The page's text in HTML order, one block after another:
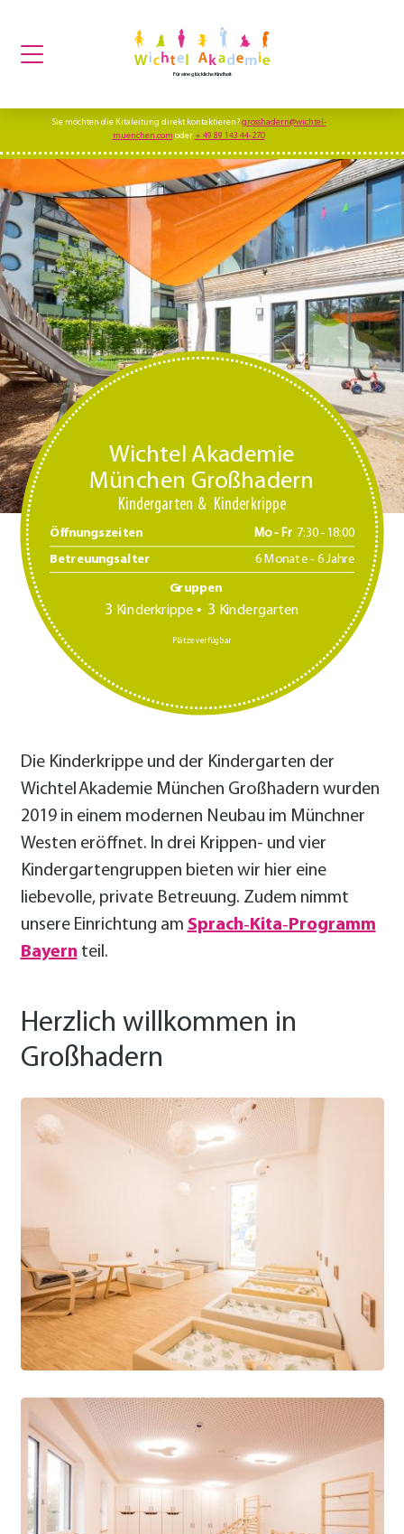
Für eine glückliche Kindheit
Sie möchten die Kitaleitung direkt kontaktieren?grosshadern@wichtel-
muenchen.com oder+ 49 89 143 44-270
Wichtel Akademie
München Großhadern
Kindergarten Kinderkrippe
Öffnungszeiten Mo - Fr 7:30 -18:00
Betreuungsalter 6 Monate - 6 Jahre
Gruppen
3 Kinderkrippe 3 Kindergarten
Plätze verfügbar
Die Kinderkrippe und der Kindergarten der
Wichtel Akademie München Großhadern wurden
2019 in einem modernen Neubau im Münchner
Westen eröffnet. In drei Krippen- und vier
Kindergartengruppen bieten wir hier eine
liebevolle, private Betreuung. Zudem nimmt
unsere Einrichtung am Sprach‑Kita‑Programm
Bayernteil.
Herzlich willkommen in
Großhadern